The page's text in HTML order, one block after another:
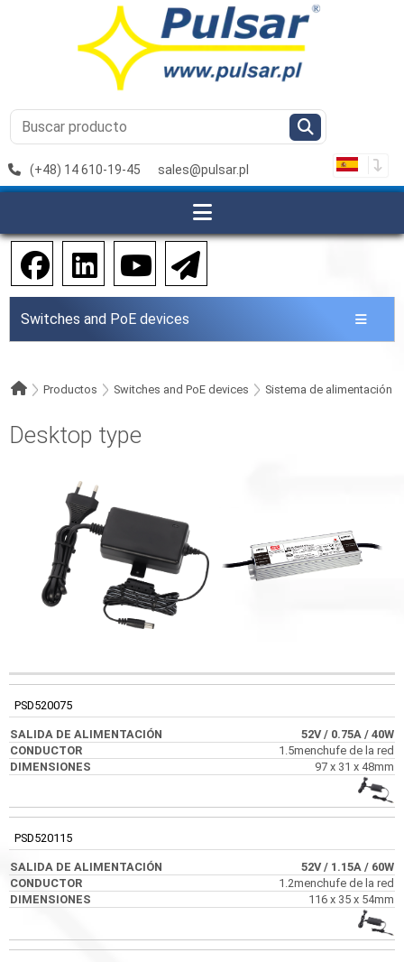
(+48) 14 610-19-45 sales@pulsar.pl
Switches and PoE devices
Productos Switches and PoE devices Sistema de alimentación
Desktop type
SALIDA DE
ALIMENTACIÓN
PSD520075
52V/ 0.75A / 40W
1.5menchufe de la red
97 x 31 x 48mm
PSD520115
52V/ 1.15A / 60W
1.2menchufe de la red
116 x 35 x 54mm